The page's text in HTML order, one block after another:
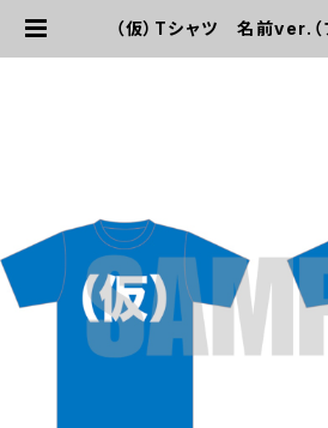
（仮）Tシャツ 名前ver.（